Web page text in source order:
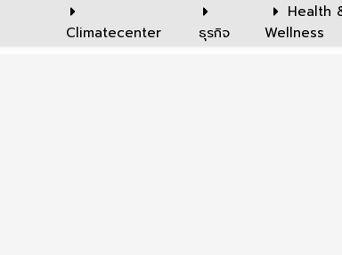
Climatecenter ธุรกิจ
Health
Wellness